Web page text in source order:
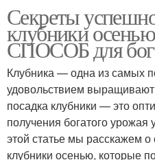
Секреты
клубники
СПОСОБ для
Клубника — одна из самых
удовольствием
посадка клубники — это
получения богатого
этой статье мы расскажем
клубники осенью, которые